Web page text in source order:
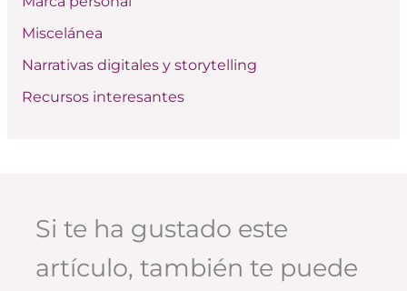
Miscelánea
Narrativas digitales y storytelling
Recursos interesantes
Si te ha gustado este
artículo, también te puede